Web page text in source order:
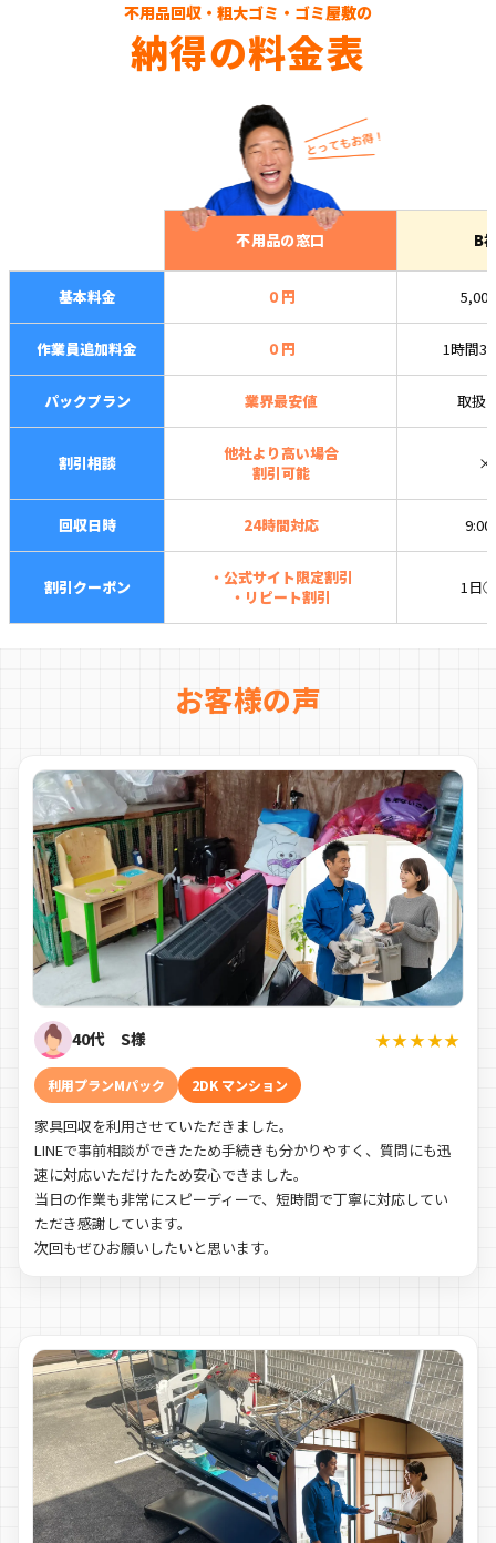
不用品回収・粗大ゴミ・ゴミ屋敷の
納得の料金表
不用品の窓口 B
基本料金 ０円
作業員追加料金 ０円 1時間
パックプラン 業界最安値 取扱
割引相談
他社より高い場合
割引可能
×
回収日時 24時間対応 9:00
割引クーポン
・公式サイト限定割引
・リピート割引
1日
お客様の声
40代 S様 ★★★★★
利用プランMパック 2DK マンション
家具回収を利用させていただきました。
LINEで事前相談ができたため手続きも分かりやすく、質問にも迅
速に対応いただけたため安心できました。
当日の作業も非常にスピーディーで、短時間で丁寧に対応してい
ただき感謝しています。
次回もぜひお願いしたいと思います。